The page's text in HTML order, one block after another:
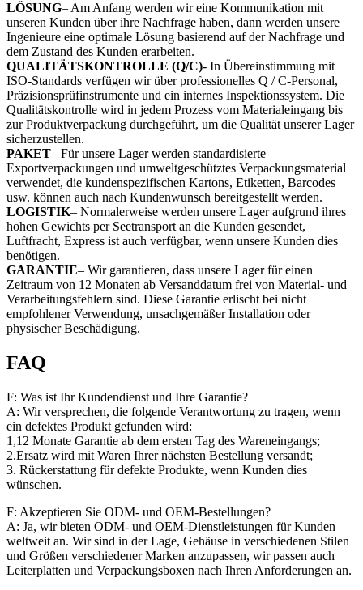
LÖSUNG– Am Anfang werden wir eine Kommunikation mit
unseren Kunden über ihre Nachfrage haben, dann werden unsere
Ingenieure eine optimale Lösung basierend auf der Nachfrage und
dem Zustand des Kunden erarbeiten.
QUALITÄTSKONTROLLE (Q/C)- In Übereinstimmung mit
ISO-Standards verfügen wir über professionelles Q / C-Personal,
Präzisionsprüfinstrumente und ein internes Inspektionssystem. Die
Qualitätskontrolle wird in jedem Prozess vom Materialeingang bis
zur Produktverpackung durchgeführt, um die Qualität unserer Lager
sicherzustellen.
PAKET– Für unsere Lager werden standardisierte
Exportverpackungen und umweltgeschütztes Verpackungsmaterial
verwendet, die kundenspezifischen Kartons, Etiketten, Barcodes
usw. können auch nach Kundenwunsch bereitgestellt werden.
LOGISTIK– Normalerweise werden unsere Lager aufgrund ihres
hohen Gewichts per Seetransport an die Kunden gesendet,
Luftfracht, Express ist auch verfügbar, wenn unsere Kunden dies
benötigen.
GARANTIE– Wir garantieren, dass unsere Lager für einen
Zeitraum von 12 Monaten ab Versanddatum frei von Material- und
Verarbeitungsfehlern sind. Diese Garantie erlischt bei nicht
empfohlener Verwendung, unsachgemäßer Installation oder
physischer Beschädigung.
FAQ
F: Was ist Ihr Kundendienst und Ihre Garantie?
A: Wir versprechen, die folgende Verantwortung zu tragen, wenn
ein defektes Produkt gefunden wird:
1,12 Monate Garantie ab dem ersten Tag des Wareneingangs;
2.Ersatz wird mit Waren Ihrer nächsten Bestellung versandt;
3. Rückerstattung für defekte Produkte, wenn Kunden dies
wünschen.
F: Akzeptieren Sie ODM- und OEM-Bestellungen?
A: Ja, wir bieten ODM- und OEM-Dienstleistungen für Kunden
weltweit an. Wir sind in der Lage, Gehäuse in verschiedenen Stilen
und Größen verschiedener Marken anzupassen, wir passen auch
Leiterplatten und Verpackungsboxen nach Ihren Anforderungen an.